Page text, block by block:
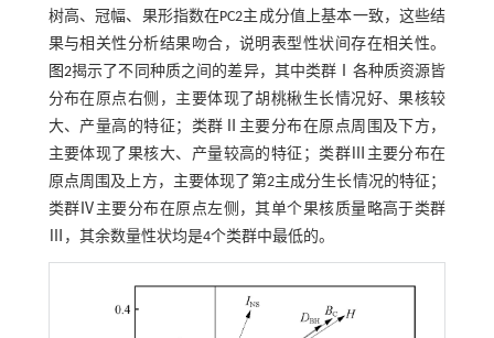
树高、冠幅、果形指数在PC2主成分值上基本一致，这些结
果与相关性分析结果吻合，说明表型性状间存在相关性。
图2揭示了不同种质之间的差异，其中类群Ⅰ各种质资源皆
分布在原点右侧，主要体现了胡桃楸生长情况好、果核较
大、产量高的特征；类群Ⅱ主要分布在原点周围及下方，
主要体现了果核大、产量较高的特征；类群Ⅲ主要分布在
原点周围及上方，主要体现了第2主成分生长情况的特征；
类群Ⅳ主要分布在原点左侧，其单个果核质量略高于类群
Ⅲ，其余数量性状均是4个类群中最低的。